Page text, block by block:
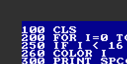
springen